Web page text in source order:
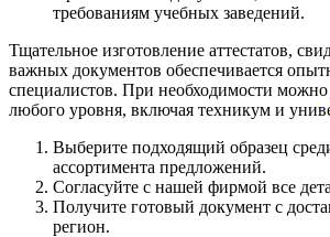
требованиям учебных заведений.
Тщательное изготовление аттестатов,
важных документов обеспечивается
специалистов. При необходимости можно
любого уровня, включая техникум и
Выберите подходящий образец
ассортимента предложений.
Согласуйте с нашей фирмой все
Получите готовый документ с
регион.